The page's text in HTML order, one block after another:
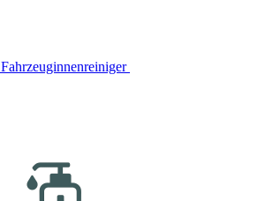
Fahrzeuginnenreiniger